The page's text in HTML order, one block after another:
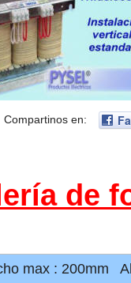
Compartinos en:
de
max : 200mm